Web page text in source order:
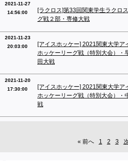
2021-11-27
14:56:00
[ラクロス]第33回関東学生ラクロ
グ戦２部・専修大戦
2021-11-23
20:03:00
[アイスホッケー] 2021関東大学ア
ホッケーリーグ戦（特別大会）・
田大戦
2021-11-20
17:30:00
[アイスホッケー] 2021関東大学ア
ホッケーリーグ戦（特別大会）・
戦
« 前へ 1 2 3